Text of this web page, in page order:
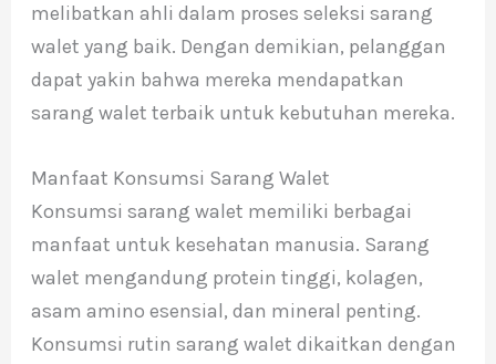
melibatkan ahli dalam proses seleksi sarang
walet yang baik. Dengan demikian, pelanggan
dapat yakin bahwa mereka mendapatkan
sarang walet terbaik untuk kebutuhan mereka.
Manfaat Konsumsi Sarang Walet
Konsumsi sarang walet memiliki berbagai
manfaat untuk kesehatan manusia. Sarang
walet mengandung protein tinggi, kolagen,
asam amino esensial, dan mineral penting.
Konsumsi rutin sarang walet dikaitkan dengan